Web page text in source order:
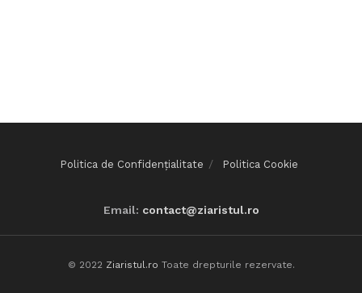
Politica de Confidențialitate Politica Cookie
Email: contact@ziaristul.ro
© 2022 Ziaristul.ro Toate drepturile rezervate.